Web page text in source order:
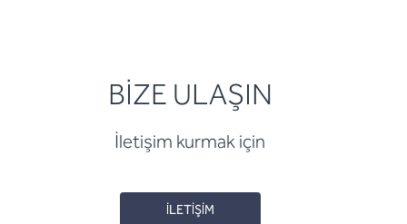
BİZE ULAŞIN
İletişim kurmak için
İLETİŞİM